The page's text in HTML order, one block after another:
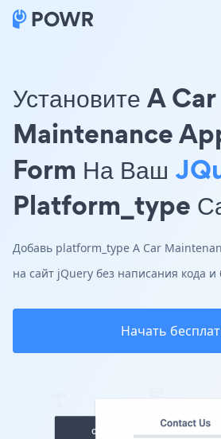
Установите A Car
Maintenance
Form На Ваш
Platform_type
Добавь platform_type A Car
на сайт jQuery без написания кода и
Начать